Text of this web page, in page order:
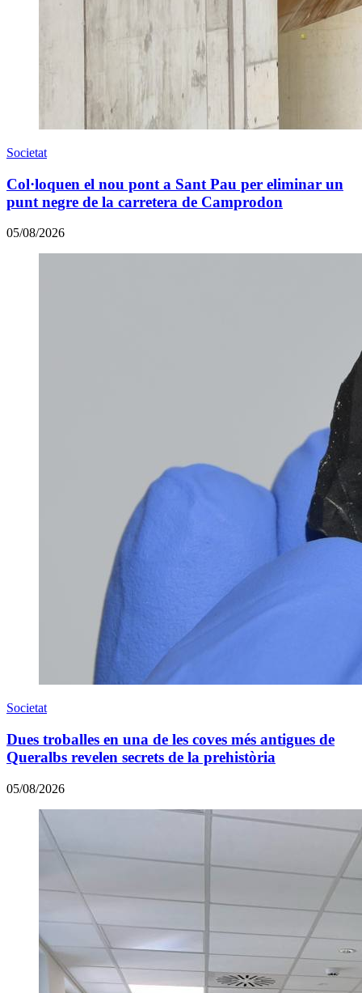
Societat
Col·loquen el nou pont a Sant Pau per eliminar un
punt negre de la carretera de Camprodon
05/08/2026
Societat
Dues troballes en una de les coves més antigues de
Queralbs revelen secrets de la prehistòria
05/08/2026